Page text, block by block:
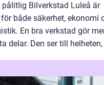
Bilverkstad Luleå är
både säkerhet, ekonomi
En bra verkstad gör
delar. Den ser till helheten,